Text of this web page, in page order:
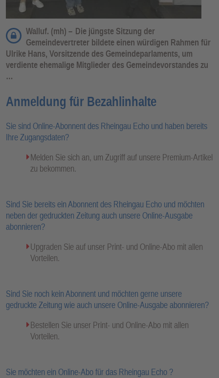
Walluf. (mh) – Die jüngste Sitzung der
Gemeindevertreter bildete einen würdigen Rahmen für
Ulrike Hans, Vorsitzende des Gemeindeparlaments, um
verdiente ehemalige Mitglieder des Gemeindevorstandes zu
…
Anmeldung für Bezahlinhalte
Sie sind Online-Abonnent des Rheingau Echo und haben bereits
Ihre Zugangsdaten?
Melden Sie sich an, um Zugriff auf unsere Premium-Artikel
zu bekommen.
Sind Sie bereits ein Abonnent des Rheingau Echo und möchten
neben der gedruckten Zeitung auch unsere Online-Ausgabe
abonnieren?
Upgraden Sie auf unser Print- und Online-Abo mit allen
Vorteilen.
Sind Sie noch kein Abonnent und möchten gerne unsere
gedruckte Zeitung wie auch unsere Online-Ausgabe abonnieren?
Bestellen Sie unser Print- und Online-Abo mit allen
Vorteilen.
Sie möchten ein Online-Abo für das Rheingau Echo ?